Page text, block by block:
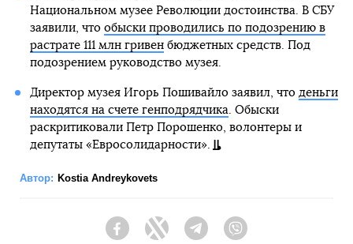
Национальном музее Революции достоинства. В СБУ
заявили, что обыски проводились по подозрению в
растрате 111 млн гривенбюджетных средств. Под
подозрением руководство музея.
Директор музея Игорь Пошивайло заявил, что деньги
находятся на счете генподрядчика. Обыски
раскритиковали Петр Порошенко, волонтеры и
депутаты «Евросолидарности».
Автор: Kostia Andreykovets
FacebookTwitter Telegram